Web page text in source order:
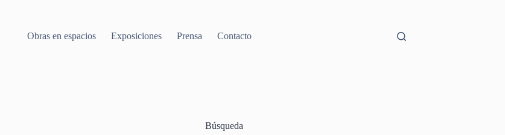
Obras en espacios Exposiciones Prensa Contacto
Búsqueda